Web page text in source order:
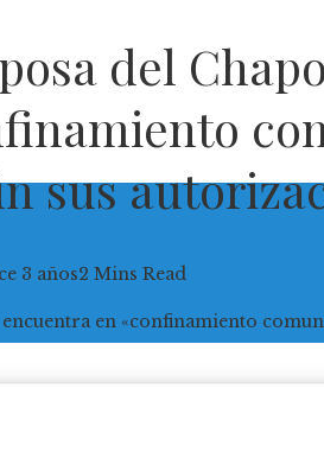
del
sus
3 años2 Mins Read